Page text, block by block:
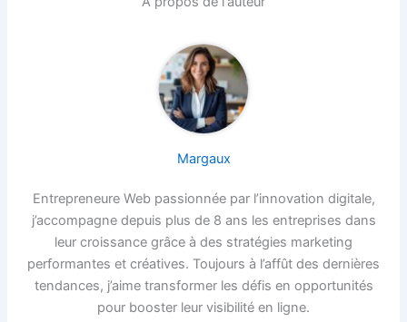
Margaux
Entrepreneure Web passionnée par l’innovation digitale,
j’accompagne depuis plus de 8 ans les entreprises dans
leur croissance grâce à des stratégies marketing
performantes et créatives. Toujours à l’affût des dernières
tendances, j’aime transformer les défis en opportunités
pour booster leur visibilité en ligne.